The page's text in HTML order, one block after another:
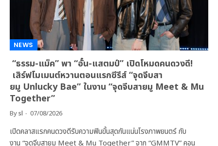
NEWS
“ธรรม-แม็ค” พา “อั๋น-แสตมป์” เปิดโหมดคนดวงดี!
เสิร์ฟโมเมนต์หวานตอนแรกซีรีส์ “จุดจีบสา
ยมู Unlucky Bae” ในงาน “จุดจีบสายมู Meet & Mu
Together”
Bysl 07/08/2026
เปิดคลาสแรกคนดวงดีรับความฟินขั้นสุดกันแน่นโรงภาพยนตร์ กับ
งาน “จุดจีบสายมู Meet & Mu Together” จาก “GMMTV” คอน